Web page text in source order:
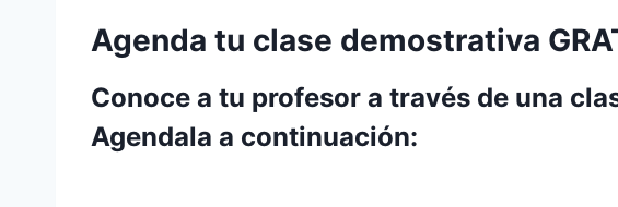
Agenda tu clase demostrativa
Conoce a tu profesor a través de una
Agendala a continuación: